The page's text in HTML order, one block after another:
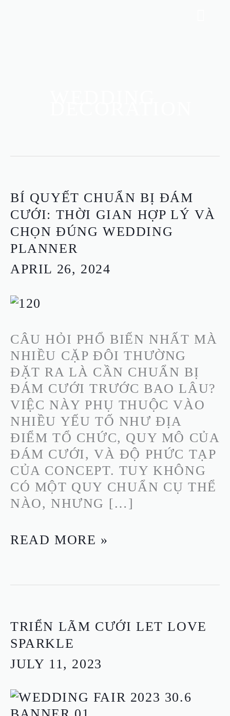
BÍ QUYẾT CHUẨN BỊ ĐÁM
CƯỚI: THỜI GIAN HỢP LÝ VÀ
CHỌN ĐÚNG WEDDING
PLANNER
APRIL 26, 2024
CÂU HỎI PHỔ BIẾN NHẤT MÀ
NHIỀU CẶP ĐÔI THƯỜNG
ĐẶT RA LÀ CẦN CHUẨN BỊ
ĐÁM CƯỚI TRƯỚC BAO LÂU?
VIỆC NÀY PHỤ THUỘC VÀO
NHIỀU YẾU TỐ NHƯ ĐỊA
ĐIỂM TỔ CHỨC, QUY MÔ CỦA
ĐÁM CƯỚI, VÀ ĐỘ PHỨC TẠP
CỦA CONCEPT. TUY KHÔNG
CÓ MỘT QUY CHUẨN CỤ THỂ
NÀO, NHƯNG […]
BÍ
QUYẾT
CHUẨN
BỊ
ĐÁM
THỜI
GIAN
LÝ
VÀ
CHỌN
ĐÚNG
WEDDING
PLANNER
READ MORE »
TRIỂN LÃM CƯỚI LET LOVE
SPARKLE
JULY 11, 2023
TRIỂN
LÃM
CƯỚI
LOVE
SPARKLE